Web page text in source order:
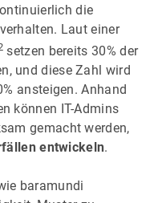
die
Laut einer
setzen bereits 30% der
und diese Zahl wird
ansteigen. Anhand
können IT-Admins
gemacht werden,
entwickeln.
baramundi